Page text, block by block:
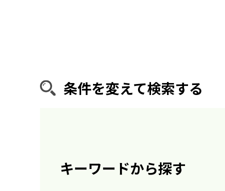
条件を変えて検索する
キーワードから探す